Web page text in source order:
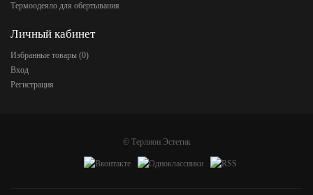
Термоодеяло для обертывания
Личный кабинет
Избранные товары (0)
Вход
Регистрация
© Терлион Эстетик